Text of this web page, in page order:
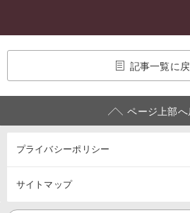
記事一覧に
ページ上部へ
プライバシーポリシー
サイトマップ